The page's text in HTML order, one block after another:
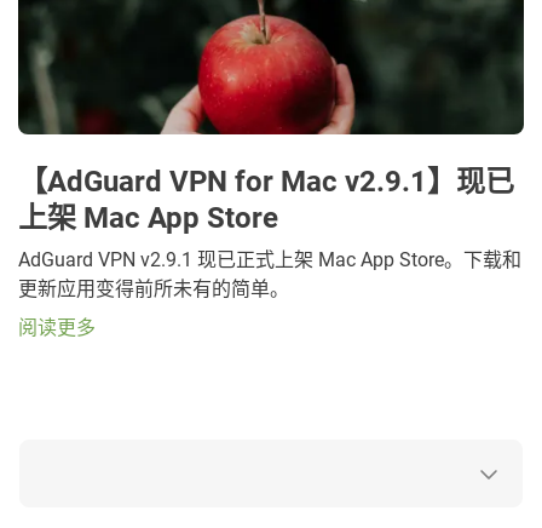
【AdGuard VPN for Mac v2.9.1】现已
上架 Mac App Store
AdGuard VPN v2.9.1 现已正式上架 Mac App Store。下载和
更新应用变得前所未有的简单。
阅读更多